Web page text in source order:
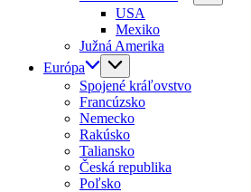
USA
Mexiko
Južná Amerika
Európa
Spojené kráľovstvo
Francúzsko
Nemecko
Rakúsko
Taliansko
Česká republika
Poľsko